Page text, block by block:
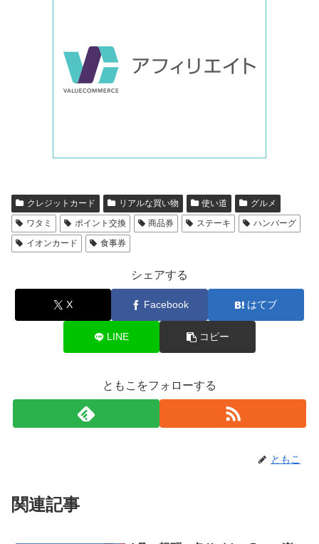
クレジットカード リアルな買い物 使い道
グルメ
ワタミ
ポイント交換 商品券 ステーキ
ハンバーグ
イオンカード
食事券
シェアする
X Facebook はてブ
LINE コピー
ともこをフォローする
ともこ
関連記事